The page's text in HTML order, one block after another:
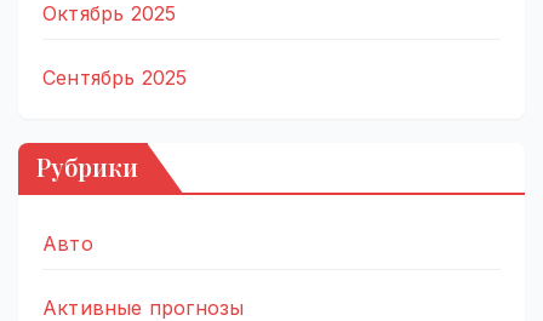
Октябрь 2025
Сентябрь 2025
Рубрики
Авто
Активные прогнозы